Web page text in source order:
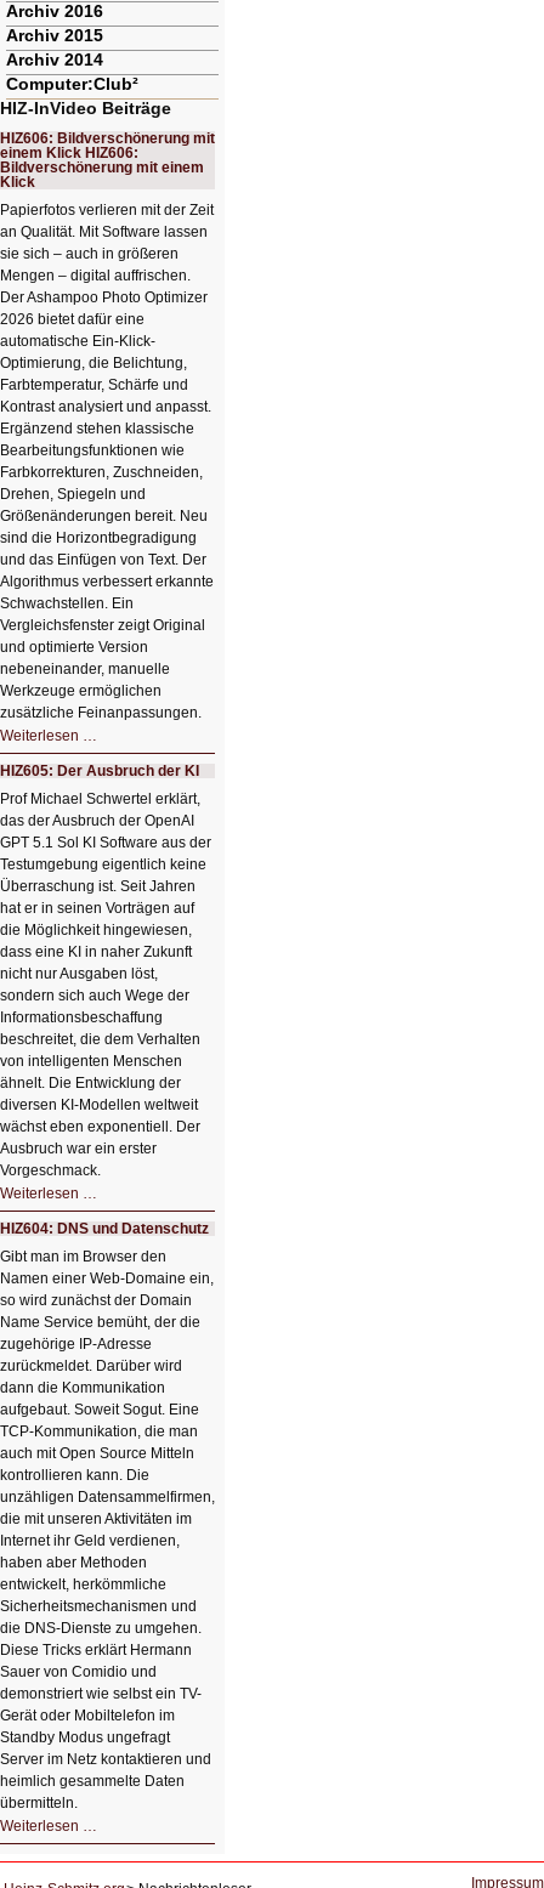
Archiv 2016
Archiv 2015
Archiv 2014
Computer:Club²
HIZ-InVideo Beiträge
HIZ606: Bildverschönerung mit
einem Klick HIZ606:
Bildverschönerung mit einem
Klick
Papierfotos verlieren mit der Zeit
an Qualität. Mit Software lassen
sie sich – auch in größeren
Mengen – digital auffrischen.
Der Ashampoo Photo Optimizer
2026 bietet dafür eine
automatische Ein-Klick-
Optimierung, die Belichtung,
Farbtemperatur, Schärfe und
Kontrast analysiert und anpasst.
Ergänzend stehen klassische
Bearbeitungsfunktionen wie
Farbkorrekturen, Zuschneiden,
Drehen, Spiegeln und
Größenänderungen bereit. Neu
sind die Horizontbegradigung
und das Einfügen von Text. Der
Algorithmus verbessert erkannte
Schwachstellen. Ein
Vergleichsfenster zeigt Original
und optimierte Version
nebeneinander, manuelle
Werkzeuge ermöglichen
zusätzliche Feinanpassungen.
Weiterlesen …
Bildverschönerung
mit
einem
Klick
HIZ606:
Bildverschönerung
mit
einem
Klick
HIZ605: Der Ausbruch der KI
Prof Michael Schwertel erklärt,
das der Ausbruch der OpenAI
GPT 5.1 Sol KI Software aus der
Testumgebung eigentlich keine
Überraschung ist. Seit Jahren
hat er in seinen Vorträgen auf
die Möglichkeit hingewiesen,
dass eine KI in naher Zukunft
nicht nur Ausgaben löst,
sondern sich auch Wege der
Informationsbeschaffung
beschreitet, die dem Verhalten
von intelligenten Menschen
ähnelt. Die Entwicklung der
diversen KI-Modellen weltweit
wächst eben exponentiell. Der
Ausbruch war ein erster
Vorgeschmack.
Weiterlesen …
Der
Ausbruch
der
KI
HIZ604: DNS und Datenschutz
Gibt man im Browser den
Namen einer Web-Domaine ein,
so wird zunächst der Domain
Name Service bemüht, der die
zugehörige IP-Adresse
zurückmeldet. Darüber wird
dann die Kommunikation
aufgebaut. Soweit Sogut. Eine
TCP-Kommunikation, die man
auch mit Open Source Mitteln
kontrollieren kann. Die
unzähligen Datensammelfirmen,
die mit unseren Aktivitäten im
Internet ihr Geld verdienen,
haben aber Methoden
entwickelt, herkömmliche
Sicherheitsmechanismen und
die DNS-Dienste zu umgehen.
Diese Tricks erklärt Hermann
Sauer von Comidio und
demonstriert wie selbst ein TV-
Gerät oder Mobiltelefon im
Standby Modus ungefragt
Server im Netz kontaktieren und
heimlich gesammelte Daten
übermitteln.
Weiterlesen …
DNS
Impressum